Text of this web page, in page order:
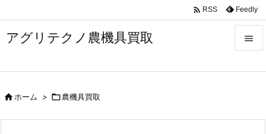
アグリテクノ農機具買取 

 RSS Feedly
ホーム > 農機具買取